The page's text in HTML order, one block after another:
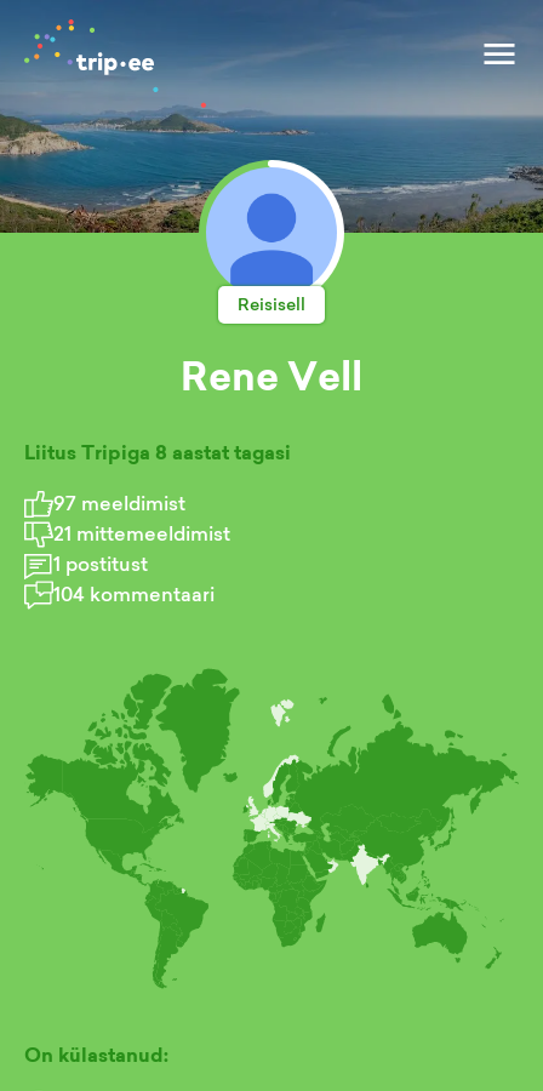
Reisisell
Rene Vell
Liitus Tripiga 8 aastat tagasi
97 meeldimist
21 mittemeeldimist
1 postitust
104 kommentaari
On külastanud: